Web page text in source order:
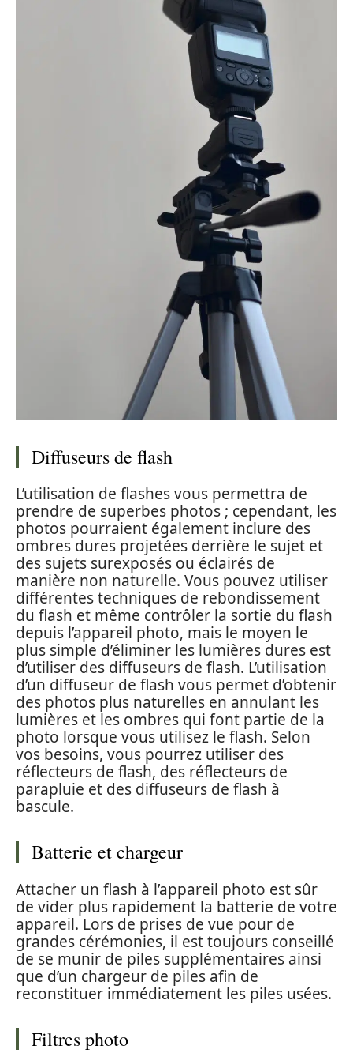
Diffuseurs de flash
L’utilisation de flashes vous permettra de
prendre de superbes photos ; cependant, les
photos pourraient également inclure des
ombres dures projetées derrière le sujet et
des sujets surexposés ou éclairés de
manière non naturelle. Vous pouvez utiliser
différentes techniques de rebondissement
du flash et même contrôler la sortie du flash
depuis l’appareil photo, mais le moyen le
plus simple d’éliminer les lumières dures est
d’utiliser des diffuseurs de flash. L’utilisation
d’un diffuseur de flash vous permet d’obtenir
des photos plus naturelles en annulant les
lumières et les ombres qui font partie de la
photo lorsque vous utilisez le flash. Selon
vos besoins, vous pourrez utiliser des
réflecteurs de flash, des réflecteurs de
parapluie et des diffuseurs de flash à
bascule.
Batterie et chargeur
Attacher un flash à l’appareil photo est sûr
de vider plus rapidement la batterie de votre
appareil. Lors de prises de vue pour de
grandes cérémonies, il est toujours conseillé
de se munir de piles supplémentaires ainsi
que d’un chargeur de piles afin de
reconstituer immédiatement les piles usées.
Filtres photo